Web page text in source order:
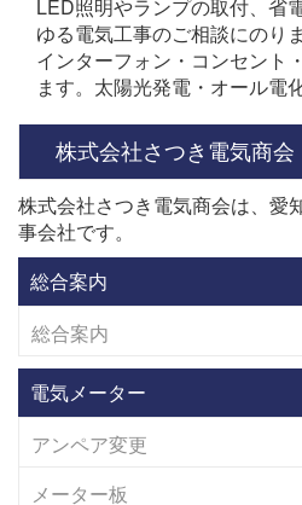
LED照明やランプの取付、省
ゆる電気工事のご相談にのり
インターフォン・コンセント
ます。太陽光発電・オール電
株式会社さつき電気商会
株式会社さつき電気商会は、愛
事会社です。
総合案内
総合案内
電気メーター
アンペア変更
メーター板